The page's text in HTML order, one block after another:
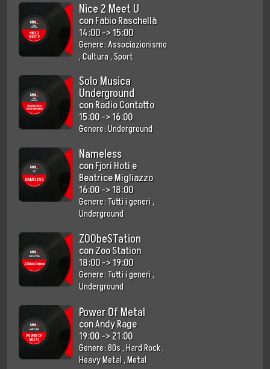
Nice 2 Meet U
conFabio Raschellà
14:00->15:00
Genere:Associazionismo
,Cultura,Sport
Solo Musica
Underground
conRadio Contatto
15:00->16:00
Genere:Underground
Nameless
conFjori Hoti e
Beatrice Migliazzo
16:00->18:00
Genere:Tutti i generi,
Underground
ZOObeSTation
conZoo Station
18:00->19:00
Genere:Tutti i generi,
Underground
Power Of Metal
conAndy Rage
19:00->21:00
Genere:80s,Hard Rock,
Heavy Metal,Metal